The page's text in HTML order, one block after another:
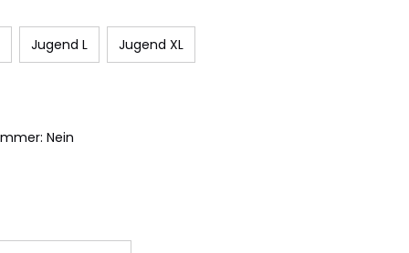
Jugend L Jugend XL
Nein